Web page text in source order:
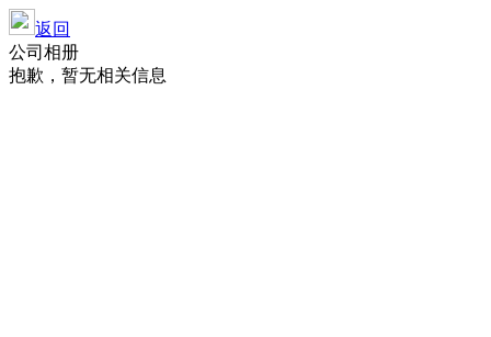
返回
公司相册
抱歉，暂无相关信息